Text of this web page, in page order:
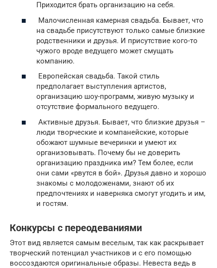
Приходится брать организацию на себя.
Малочисленная камерная свадьба. Бывает, что
на свадьбе присутствуют только самые близкие
родственники и друзья. И присутствие кого-то
чужого вроде ведущего может смущать
компанию.
Европейская свадьба. Такой стиль
предполагает выступления артистов,
организацию шоу-программ, живую музыку и
отсутствие формального ведущего.
Активные друзья. Бывает, что близкие друзья –
люди творческие и компанейские, которые
обожают шумные вечеринки и умеют их
организовывать. Почему бы не доверить
организацию праздника им? Тем более, если
они сами «рвутся в бой». Друзья давно и хорошо
знакомы с молодоженами, знают об их
предпочтениях и наверняка смогут угодить и им,
и гостям.
Конкурсы с переодеваниями
Этот вид является самым веселым, так как раскрывает
творческий потенциал участников и с его помощью
воссоздаются оригинальные образы. Невеста ведь в